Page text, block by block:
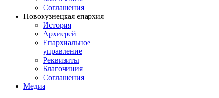
Соглашения
Новокузнецкая епархия
История
Архиерей
Епархиальное
управление
Реквизиты
Благочиния
Соглашения
Медиа